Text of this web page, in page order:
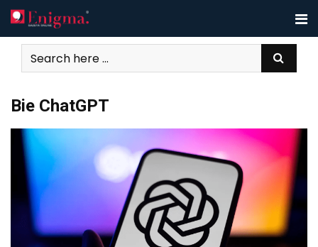
Skip
to
content
Bie ChatGPT